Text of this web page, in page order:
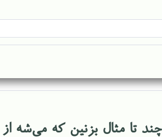
چند تا مثال بزنین که می‌شه از suppose و guess به جای هم استفاده کرد